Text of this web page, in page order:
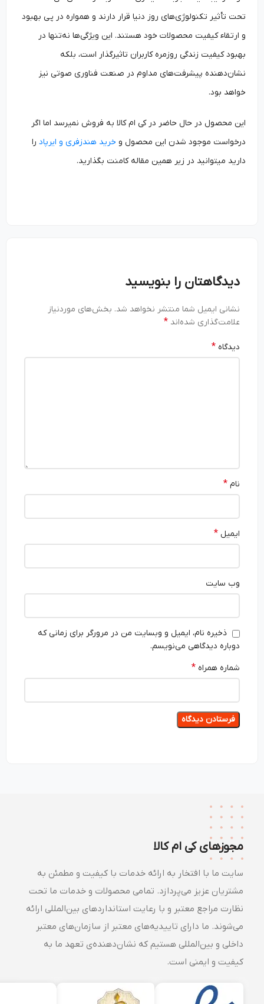
تحت تأثیر تکنولوژی‌های روز دنیا قرار دارند و همواره در پی بهبود
و ارتقاء کیفیت محصولات خود هستند. این ویژگی‌ها نه‌‌تنها در
بهبود کیفیت زندگی روزمره کاربران تاثیرگذار است، بلکه
نشان‌دهنده پیشرفت‌های مداوم در صنعت فناوری صوتی نیز
خواهد بود.
این محصول در حال حاضر در کی ام کالا به فروش نمیرسد اما اگر
درخواست موجود شدن این محصول وخرید هندزفری و ایرپاد را
دارید میتوانید در زیر همین مقاله کامنت بگذارید.
دیدگاهتان را بنویسید
نشانی ایمیل شما منتشر نخواهد شد. بخش‌های موردنیاز
علامت‌گذاری شده‌اند*
دیدگاه*
ایمیل*
وب‌ سایت
ذخیره نام، ایمیل و وبسایت من در مرورگر برای زمانی که
دوباره دیدگاهی می‌نویسم.
شماره همراه*
مجوزهای کی ام کالا
سایت ما با افتخار به ارائه خدمات با کیفیت و مطمئن به
مشتریان عزیز می‌پردازد. تمامی محصولات و خدمات ما تحت
نظارت مراجع معتبر و با رعایت استانداردهای بین‌المللی ارائه
می‌شوند. ما دارای تاییدیه‌های معتبر از سازمان‌های معتبر
داخلی و بین‌المللی هستیم که نشان‌دهنده‌ی تعهد ما به
کیفیت و ایمنی است.